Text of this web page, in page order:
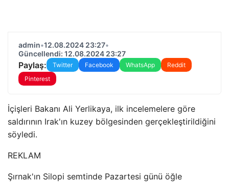
admin•12.08.2024 23:27•
Güncellendi: 12.08.2024 23:27
Paylaş: Twitter Facebook WhatsApp
Reddit
Pinterest
İçişleri Bakanı Ali Yerlikaya, ilk incelemelere göre
saldırının Irak'ın kuzey bölgesinden gerçekleştirildiğini
söyledi.
REKLAM
Şırnak'ın Silopi semtinde Pazartesi günü öğle